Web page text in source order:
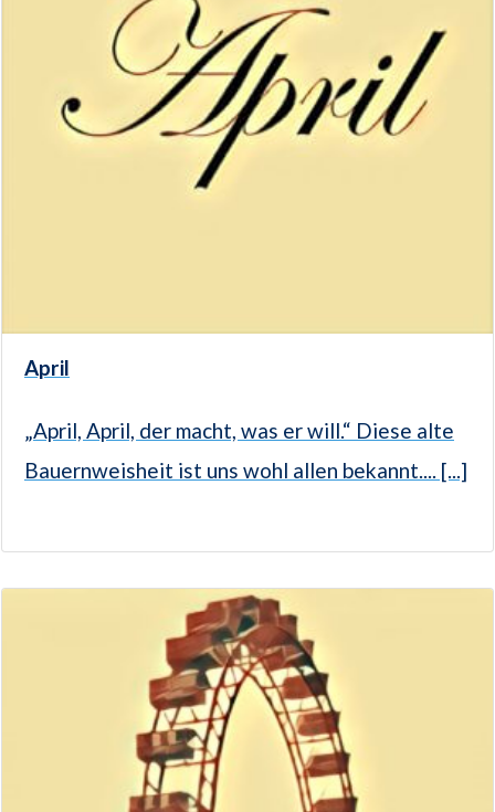
April
„April, April, der macht, was er will.“ Diese alte
Bauernweisheit ist uns wohl allen bekannt.... [...]